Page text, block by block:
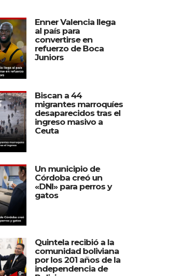
Enner Valencia llega
al país para
convertirse en
refuerzo de Boca
Juniors
Biscan a 44
migrantes marroquíes
desaparecidos tras el
ingreso masivo a
Ceuta
Un municipio de
Córdoba creó un
«DNI» para perros y
gatos
Quintela recibió a la
comunidad boliviana
por los 201 años de la
independencia de